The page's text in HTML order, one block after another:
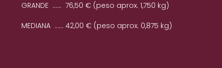
GRANDE …… 76,50 € (peso aprox. 1,750 kg)
MEDIANA …… 42,00 € (peso aprox. 0,875 kg)